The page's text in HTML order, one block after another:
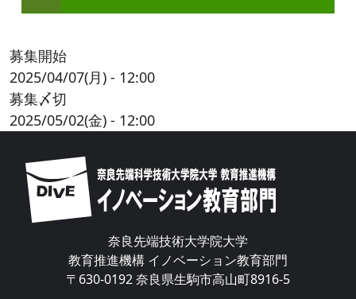
募集開始
2025/04/07(月) - 12:00
募集〆切
2025/05/02(金) - 12:00
Image
奈良先端技術大学院大学
教育推進機構 イノベーション教育部門
〒630-0192 奈良県生駒市高山町8916-5